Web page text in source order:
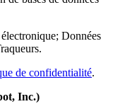
Données
de confidentialité.
Inc.)